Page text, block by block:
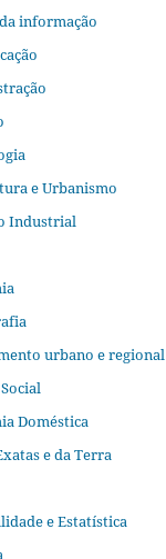
informação
e Urbanismo
Industrial
urbano e regional
Doméstica
e da Terra
e Estatística